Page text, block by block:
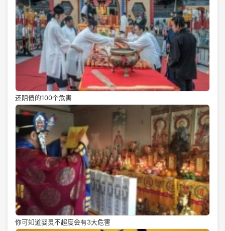
还阴债的100个危害
你可知道婴灵不超度会有3大危害